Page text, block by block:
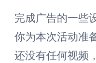
完成广告的一些
你为本次活动准
还没有任何视频